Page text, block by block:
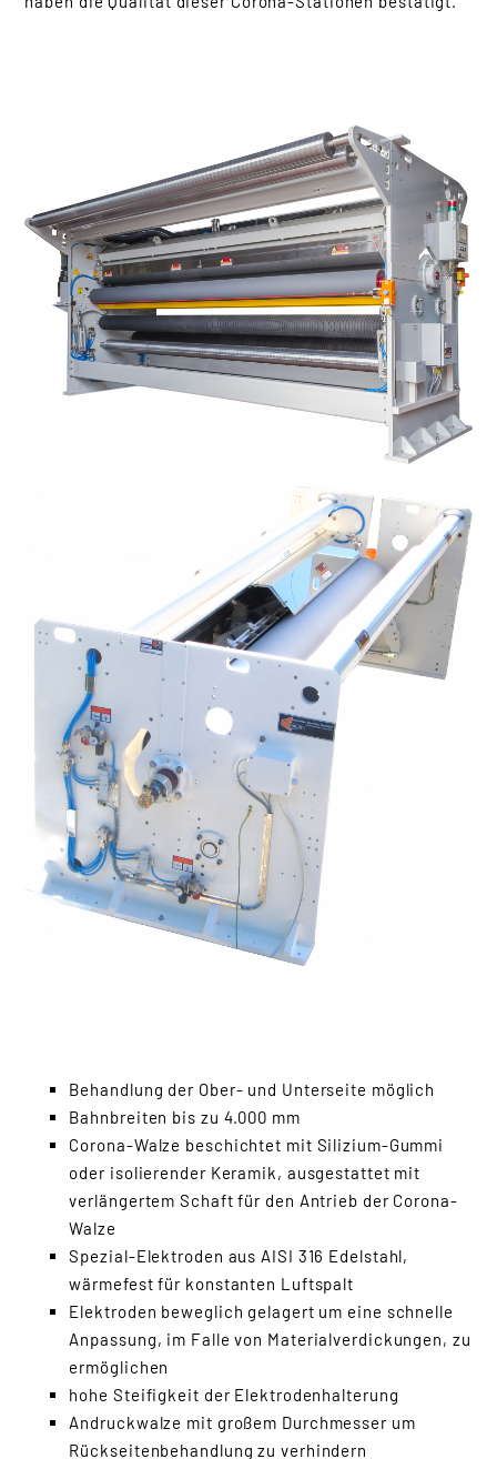
Statische Entladung
Stretch- und
Schrumpfhaubenmaschinen
Behandlung der Ober- und Unterseite möglich
Bahnbreiten bis zu 4.000 mm
Corona-Walze beschichtet mit Silizium-Gummi
oder isolierender Keramik, ausgestattet mit
verlängertem Schaft für den Antrieb der Corona-
Walze
Spezial-Elektroden aus AISI 316 Edelstahl,
wärmefest für konstanten Luftspalt
Elektroden beweglich gelagert um eine schnelle
Anpassung, im Falle von Materialverdickungen, zu
ermöglichen
hohe Steifigkeit der Elektrodenhalterung
Andruckwalze mit großem Durchmesser um
Rückseitenbehandlung zu verhindern